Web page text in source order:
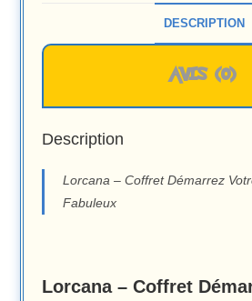
DESCRIPTION
AVIS (0)
Description
Lorcana – Coffret Démarrez
Fabuleux
Lorcana – Coffret